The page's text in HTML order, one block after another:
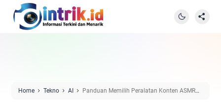
Home Tekno AI
Panduan Memilih Peralatan Konten ASMR